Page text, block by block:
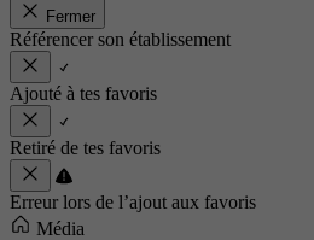
Fermer
Référencer son établissement
Ajouté à tes favoris
Retiré de tes favoris
Erreur lors de l’ajout aux favoris
Média